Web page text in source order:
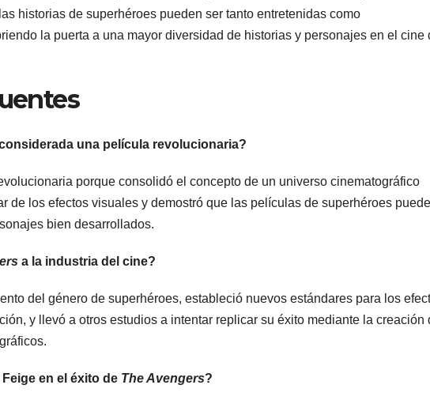
historias de superhéroes pueden ser tanto entretenidas como
la puerta a una mayor diversidad de historias y personajes en el cine
una película revolucionaria?
porque consolidó el concepto de un universo cinematográfico
de los efectos visuales y demostró que las películas de superhéroes
bien desarrollados.
a la industria del cine?
del género de superhéroes, estableció nuevos estándares para los
y llevó a otros estudios a intentar replicar su éxito mediante la creación
en el éxito de The Avengers?